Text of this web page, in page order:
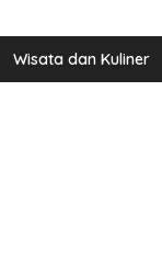
Wisata dan Kuliner